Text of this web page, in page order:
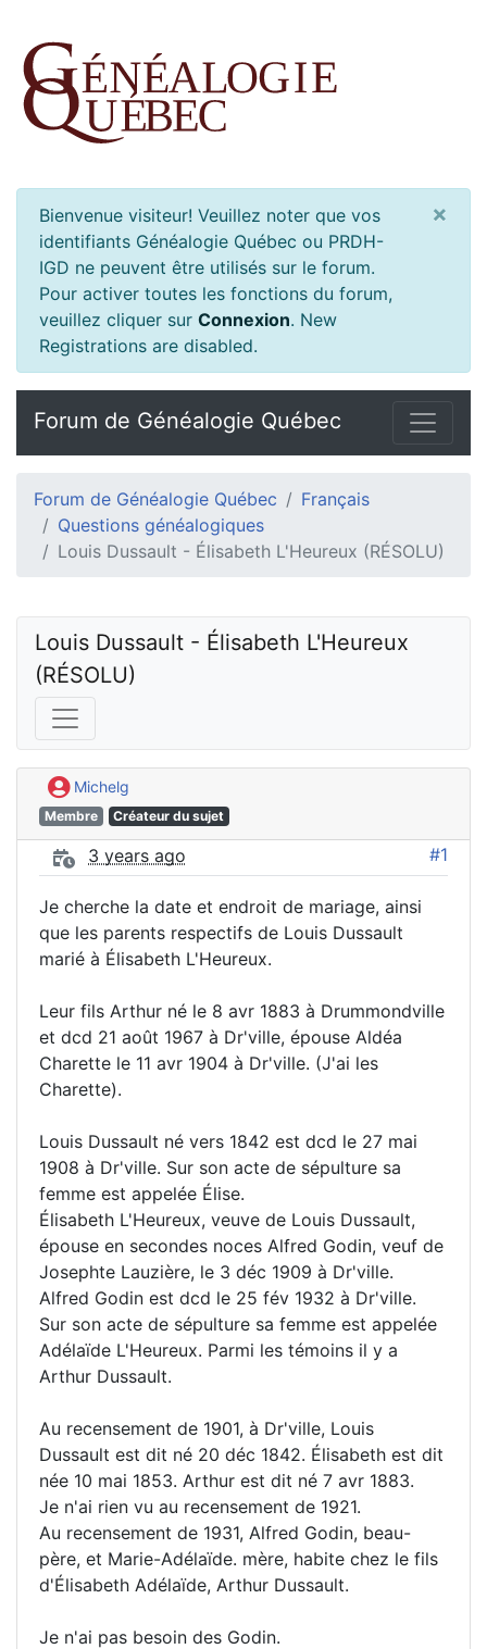
Bienvenue visiteur! Veuillez noter que vos
identifiants Généalogie Québec ou PRDH-
IGD ne peuvent être utilisés sur le forum.
Pour activer toutes les fonctions du forum,
veuillez cliquer sur Connexion. New
Registrations are disabled.
×
Forum de Généalogie Québec
Forum de Généalogie Québec
Français
Questions généalogiques
Louis Dussault - Élisabeth L'Heureux (RÉSOLU)
Louis Dussault - Élisabeth L'Heureux
(RÉSOLU)
Michelg
Membre Créateur du sujet
3 years ago #1
Je cherche la date et endroit de mariage, ainsi
que les parents respectifs de Louis Dussault
marié à Élisabeth L'Heureux.
Leur fils Arthur né le 8 avr 1883 à Drummondville
et dcd 21 août 1967 à Dr'ville, épouse Aldéa
Charette le 11 avr 1904 à Dr'ville. (J'ai les
Charette).
Louis Dussault né vers 1842 est dcd le 27 mai
1908 à Dr'ville. Sur son acte de sépulture sa
femme est appelée Élise.
Élisabeth L'Heureux, veuve de Louis Dussault,
épouse en secondes noces Alfred Godin, veuf de
Josephte Lauzière, le 3 déc 1909 à Dr'ville.
Alfred Godin est dcd le 25 fév 1932 à Dr'ville.
Sur son acte de sépulture sa femme est appelée
Adélaïde L'Heureux. Parmi les témoins il y a
Arthur Dussault.
Au recensement de 1901, à Dr'ville, Louis
Dussault est dit né 20 déc 1842. Élisabeth est dit
née 10 mai 1853. Arthur est dit né 7 avr 1883.
Je n'ai rien vu au recensement de 1921.
Au recensement de 1931, Alfred Godin, beau-
père, et Marie-Adélaïde. mère, habite chez le fils
d'Élisabeth Adélaïde, Arthur Dussault.
Je n'ai pas besoin des Godin.